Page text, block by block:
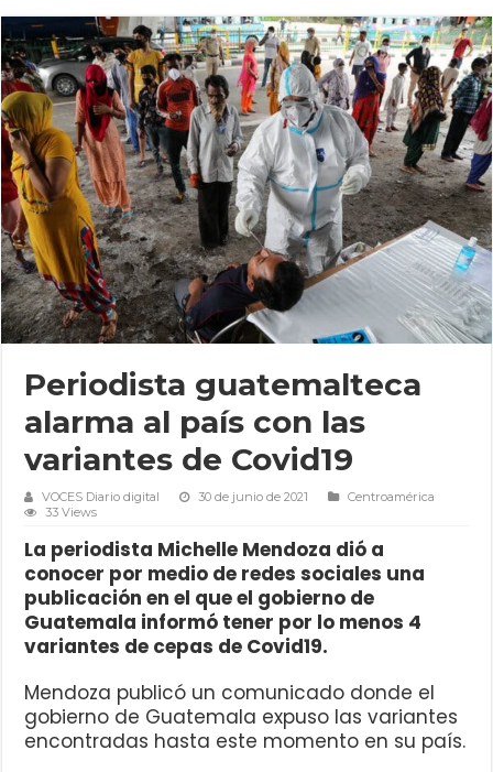
Periodista guatemalteca
alarma al país con las
variantes de Covid19
VOCES Diario digital 30 de junio de 2021
Centroamérica
33 Views
La periodista Michelle Mendoza dió a
conocer por medio de redes sociales una
publicación en el que el gobierno de
Guatemala informó tener por lo menos 4
variantes de cepas de Covid19.
Mendoza publicó un comunicado donde el
gobierno de Guatemala expuso las variantes
encontradas hasta este momento en su país.